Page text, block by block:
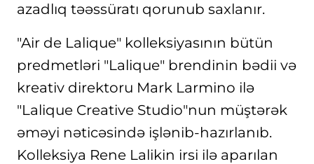
azadlıq təəssüratı qorunub saxlanır.
"Air de Lalique" kolleksiyasının bütün
predmetləri "Lalique" brendinin bədii və
kreativ direktoru Mark Larmino ilə
"Lalique Creative Studio"nun müştərək
əməyi nəticəsində işlənib-hazırlanıb.
Kolleksiya Rene Lalikin irsi ilə aparılan